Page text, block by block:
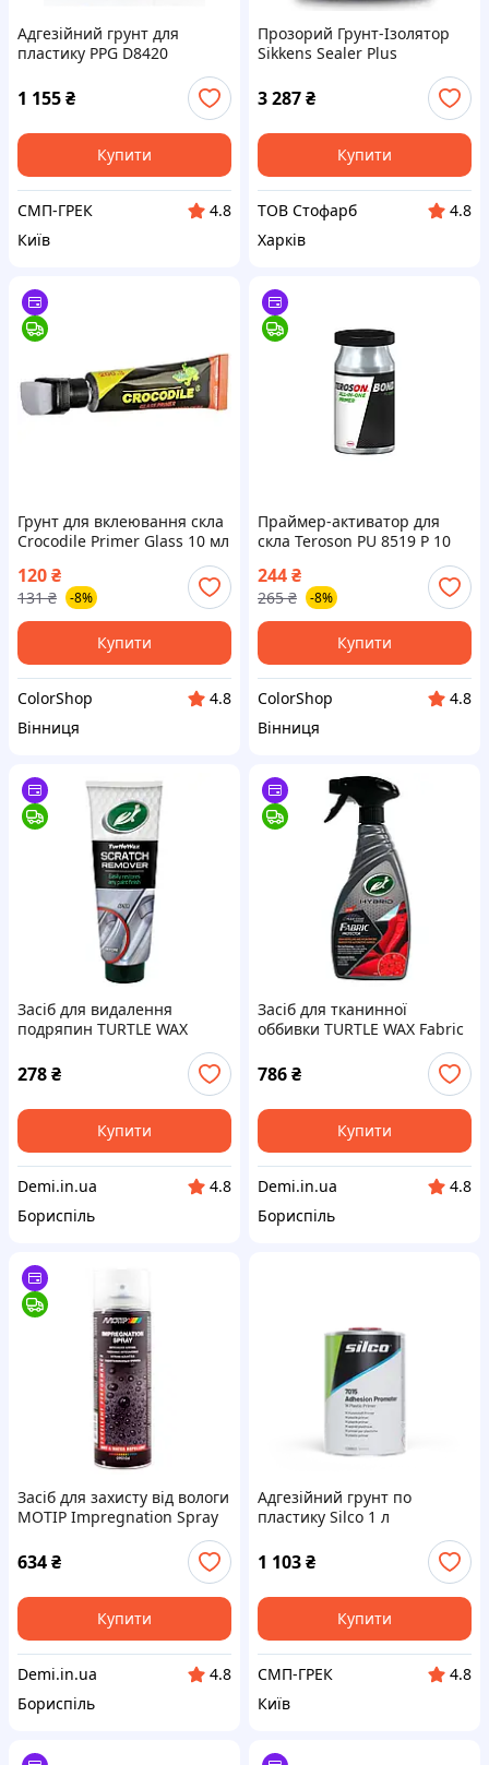
Адгезійний грунт для
пластику PPG D8420
1 155₴
Купити
СМП-ГРЕК
4.8
Київ
Прозорий Грунт-Ізолятор
Sikkens Sealer Plus
3 287₴
Купити
ТОВ Стофарб
4.8
Харків
Грунт для вклеювання скла
Crocodile Primer Glass 10 мл
120₴
131 ₴ -8%
Купити
ColorShop
4.8
Вінниця
Праймер-активатор для
скла Teroson PU 8519 P 10
244₴
265 ₴ -8%
Купити
ColorShop
4.8
Вінниця
Засіб для видалення
подряпин TURTLE WAX
(52818/52997)
278₴
Купити
Demi.in.ua
4.8
Бориспіль
Засіб для тканинної
оббивки TURTLE WAX Fabric
Protector з керамікою 500
мл (54055)
786₴
Купити
Demi.in.ua
4.8
Бориспіль
Засіб для захисту від вологи
MOTIP Impregnation Spray
аерозоль 500 мл (090104BS)
634₴
Купити
Demi.in.ua
4.8
Бориспіль
Адгезійний грунт по
пластику Silco 1 л
1 103₴
Купити
СМП-ГРЕК
4.8
Київ